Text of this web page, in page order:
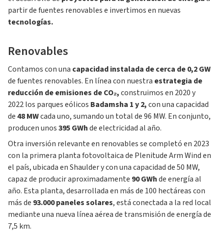
partir de fuentes renovables e invertimos en nuevas
tecnologías.
Renovables
Contamos con una capacidad instalada de cerca de 0,2 GW
de fuentes renovables. En línea con nuestra estrategia de
reducción de emisiones de CO₂,construimos en 2020 y
2022 los parques eólicos Badamsha 1 y 2,con una capacidad
de48 MWcada uno, sumando un total de 96 MW. En conjunto,
producen unos395 GWhde electricidad al año.
Otra inversión relevante en renovables se completó en 2023
con la primera planta fotovoltaica de Plenitude Arm Wind en
el país, ubicada en Shaulder y con una capacidad de 50 MW,
capaz de producir aproximadamente 90 GWhde energía al
año. Esta planta, desarrollada en más de 100 hectáreas con
más de 93.000 paneles solares, está conectada a la red local
mediante una nueva línea aérea de transmisión de energía de
7,5 km.